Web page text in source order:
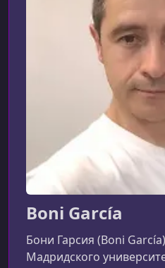
Boni García
Бони Гарсия (Boni
Мадридского